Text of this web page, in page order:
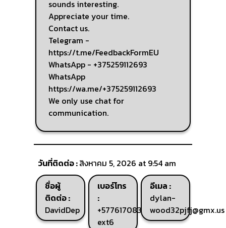
sounds interesting.
Appreciate your time.
Contact us.
Telegram -
https://t.me/FeedbackFormEU
WhatsApp - +375259112693
WhatsApp
https://wa.me/+375259112693
We only use chat for
communication.
วันที่ติดต่อ :สิงหาคม 5, 2026 at 9:54 am
ชื่อผู้
ติดต่อ :
DavidDep
เบอร์โทร
:
+577617083066235
ext6
อีเมล :
dylan-
wood32pjfj@gmx.us